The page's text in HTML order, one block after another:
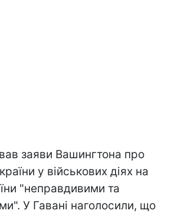
заяви Вашингтона про
у військових діях на
"неправдивими та
У Гавані наголосили, що